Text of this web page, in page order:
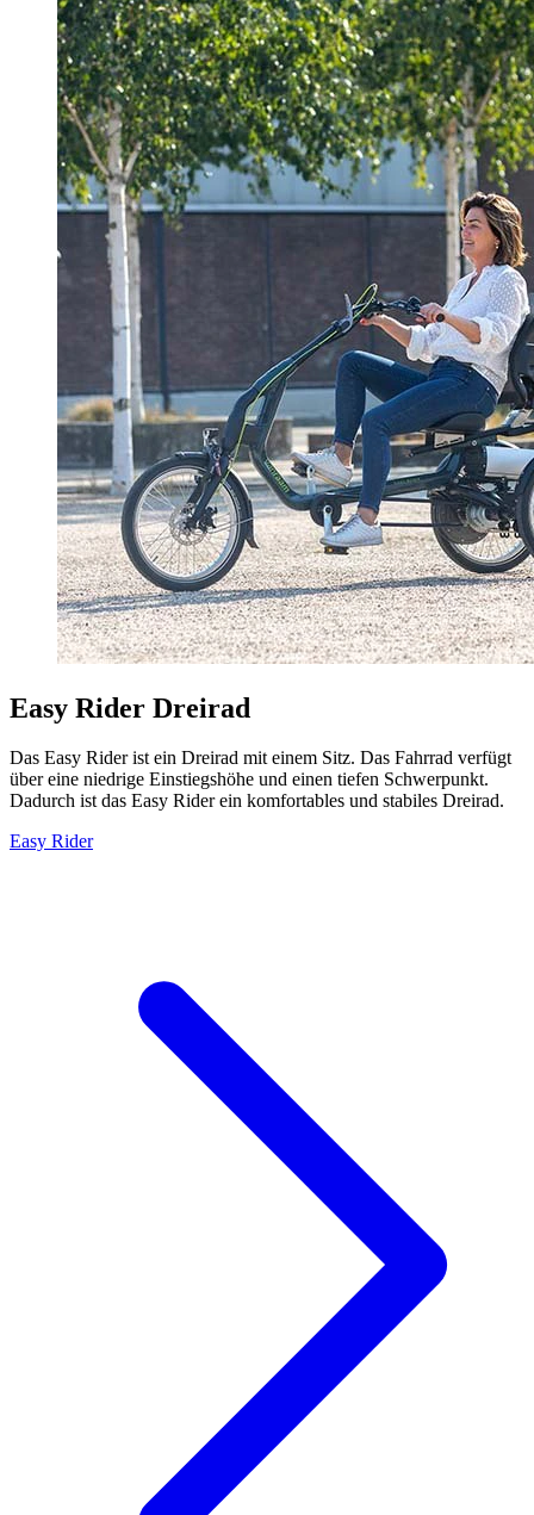
Easy Rider Dreirad
Das Easy Rider ist ein Dreirad mit einem Sitz. Das Fahrrad verfügt
über eine niedrige Einstiegshöhe und einen tiefen Schwerpunkt.
Dadurch ist das Easy Rider ein komfortables und stabiles Dreirad.
Easy Rider